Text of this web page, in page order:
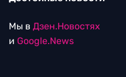
Мы в Дзен.Новостях
и Google.News